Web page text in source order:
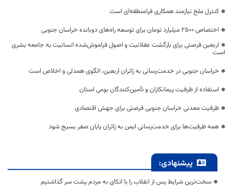
کنترل ملخ نیازمند همکاری فرامنطقه‌ای است
اختصاص 2500 میلیارد تومان برای توسعه راه‌های دوبانده خراسان جنوبی
اربعین فرصتی برای بازگشت عقلانیت و اصول فراموش‌شده انسانیت به جامعه بشری
است
خراسان جنوبی در خدمت‌رسانی به زائران اربعین، الگوی همدلی و اخلاص است
استفاده از ظرفیت پیمانکاران و تأمین‌کنندگان بومی استان
ظرفیت معدنی خراسان جنوبی فرصتی برای جهش اقتصادی
همه ظرفیت‌ها برای خدمت‌رسانی ایمن به زائران پایان صفر بسیج شود
پیشنهادی:
سخت‌ترین شرایط پس از انقلاب را با اتکای به مردم پشت سر گذاشتیم